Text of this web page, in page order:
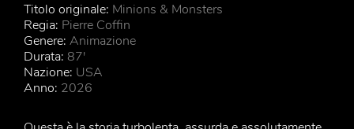
Titolo originale: Minions & Monsters
Regia: Pierre Coffin
Genere: Animazione
Durata: 87'
Nazione: USA
Anno: 2026